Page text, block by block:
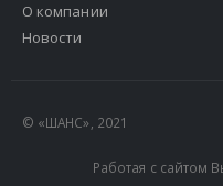
О компании
Новости
© «ШАНС», 2021
Работая с сайтом